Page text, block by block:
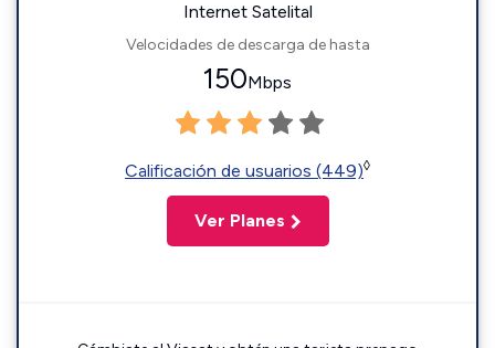
Internet Satelital
Velocidades de descarga de hasta
150Mbps
Calificación de usuarios (449)◊
Ver Planes